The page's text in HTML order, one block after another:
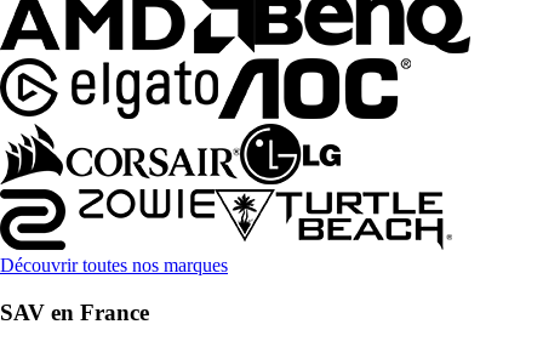
Découvrir toutes nos marques
SAV en France